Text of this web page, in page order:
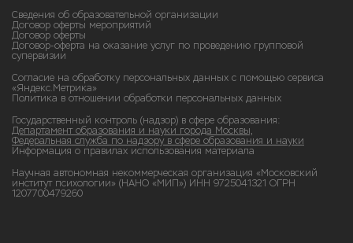
Сведения об образовательной организации
Договор оферты мероприятий
Договор оферты
Договор-оферта на оказание услуг по проведению групповой
супервизии
Согласие на обработку персональных данных с помощью сервиса
«Яндекс.Метрика»
Политика в отношении обработки персональных данных
Государственный контроль (надзор) в сфере образования:
Департамент образования и науки города Москвы,
Федеральная служба по надзору в сфере образования и науки
Информация о правилах использования материала
Научная автономная некоммерческая организация «Московский
институт психологии» (НАНО «МИП») ИНН 9725041321 ОГРН
1207700479260